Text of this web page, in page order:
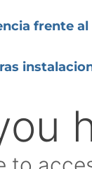
frente al